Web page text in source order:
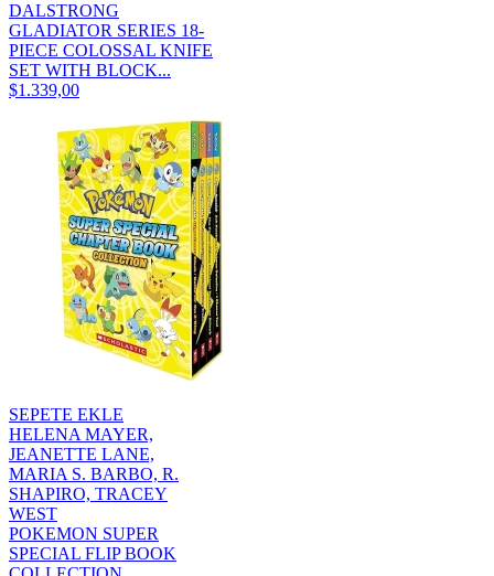
DALSTRONG
GLADIATOR SERIES 18-
PIECE COLOSSAL KNIFE
SET WITH BLOCK...
$1.339,00
SEPETE EKLE
HELENA MAYER,
JEANETTE LANE,
MARIA S. BARBO, R.
SHAPIRO, TRACEY
WEST
POKEMON SUPER
SPECIAL FLIP BOOK